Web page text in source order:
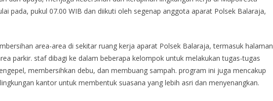
pada, pukul 07.00 WIB dan diikuti oleh segenap anggota aparat Polsek Balaraja,
area-area di sekitar ruang kerja aparat Polsek Balaraja, termasuk halaman
parkir. staf dibagi ke dalam beberapa kelompok untuk melakukan tugas-tugas
membersihkan debu, dan membuang sampah. program ini juga mencakup
kantor untuk membentuk suasana yang lebih asri dan menyenangkan.